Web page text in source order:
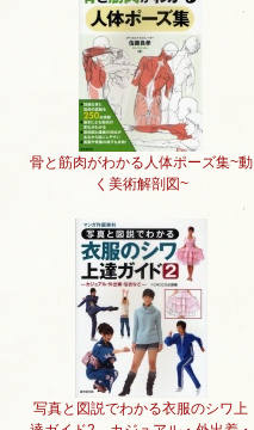
骨と筋肉がわかる人体ポーズ集~動
く美術解剖図~
写真と図説でわかる衣服のシワ上